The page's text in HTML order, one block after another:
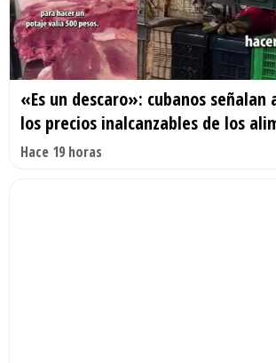
«Es un descaro»: cubanos señalan
los precios inalcanzables de los
Hace 19 horas